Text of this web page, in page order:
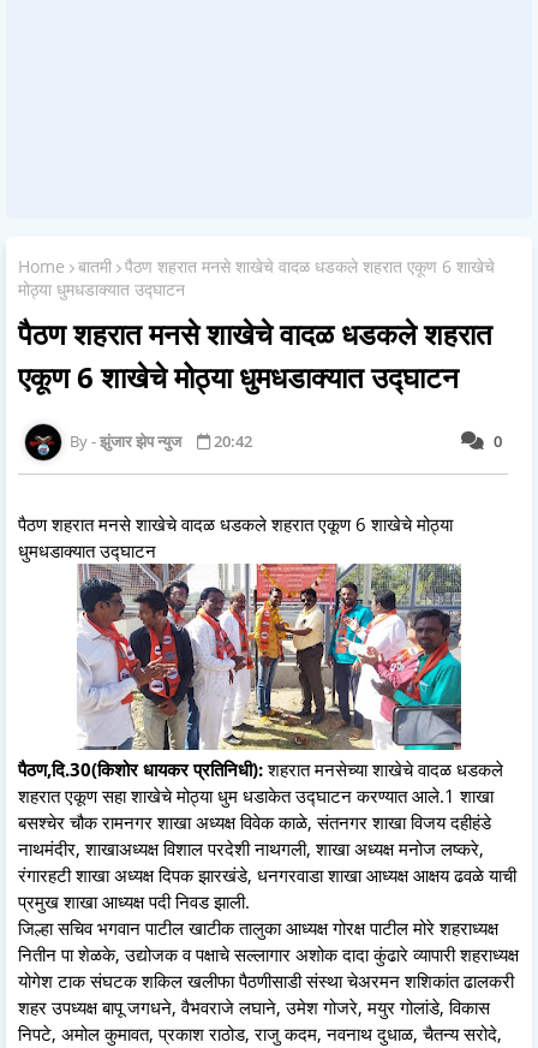
Home बातमी पैठण शहरात मनसे शाखेचे वादळ धडकले शहरात एकूण 6 शाखेचे
मोठ्या धुमधडाक्यात उद्घाटन
पैठण शहरात मनसे शाखेचे वादळ धडकले शहरात
एकूण 6 शाखेचे मोठ्या धुमधडाक्यात उद्घाटन
0
झुंजार झेप न्युज 20:42
पैठण शहरात मनसे शाखेचे वादळ धडकले शहरात एकूण 6 शाखेचे मोठ्या
धुमधडाक्यात उद्घाटन
पैठण,दि.30(किशोर धायकर प्रतिनिधी):शहरात मनसेच्या शाखेचे वादळ धडकले
शहरात एकूण सहा शाखेचे मोठ्या धुम धडाकेत उद्घाटन करण्यात आले.1 शाखा
बसश्चेर चौक रामनगर शाखा अध्यक्ष विवेक काळे, संतनगर शाखा विजय दहीहंडे
नाथमंदीर, शाखाअध्यक्ष विशाल परदेशी नाथगली, शाखा अध्यक्ष मनोज लष्करे,
रंगारहटी शाखा अध्यक्ष दिपक झारखंडे, धनगरवाडा शाखा आध्यक्ष आक्षय ढवळे याची
प्रमुख शाखा आध्यक्ष पदी निवड झाली.
जिल्हा सचिव भगवान पाटील खाटीक तालुका आध्यक्ष गोरक्ष पाटील मोरे शहराध्यक्ष
नितीन पा शेळके, उद्योजक व पक्षाचे सल्लागार अशोक दादा कुंढारे व्यापारी शहराध्यक्ष
योगेश टाक संघटक शकिल खलीफा पैठणीसाडी संस्था चेअरमन शशिकांत ढालकरी
शहर उपध्यक्ष बापू जगधने, वैभवराजे लघाने, उमेश गोजरे, मयुर गोलांडे, विकास
निपटे, अमोल कुमावत, प्रकाश राठोड, राजु कदम, नवनाथ दुधाळ, चैतन्य सरोदे,